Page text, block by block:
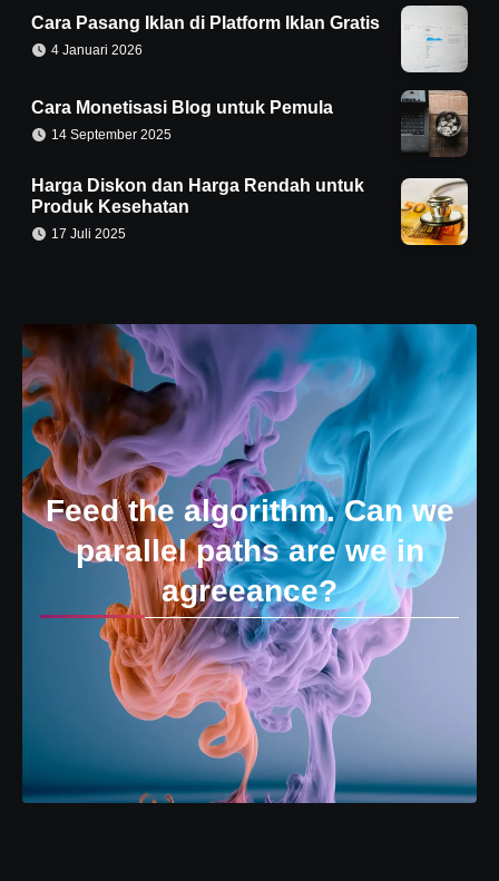
Cara Pasang Iklan di Platform Iklan Gratis
4 Januari 2026
Cara Monetisasi Blog untuk Pemula
14 September 2025
Harga Diskon dan Harga Rendah untuk
Produk Kesehatan
17 Juli 2025
Feed the algorithm. Can we
parallel paths are we in
agreeance?